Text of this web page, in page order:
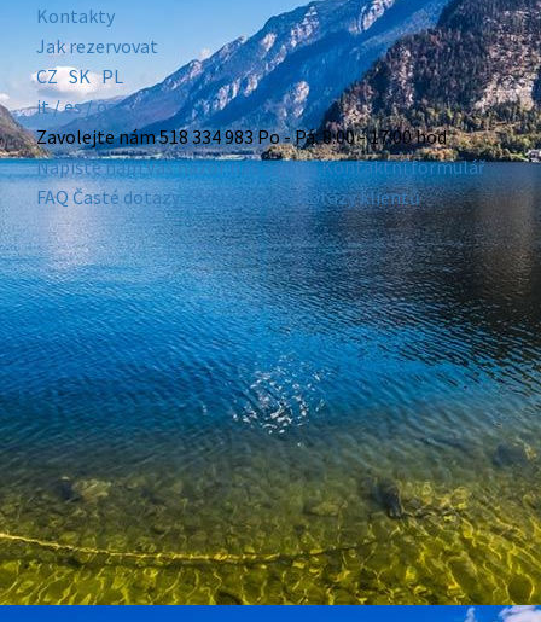
Kontakty
Jak rezervovat
CZ SK PL
it /es/ ös
Zavolejte nám518 334 983Po - Pá: 8:00 - 17:00 hod
Napište námVáš názor nás zajímáKontaktní formulář
FAQ Časté dotazy Zodpovídáme dotazy klientů